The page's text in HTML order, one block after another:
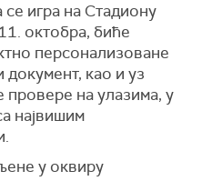
се игра на Стадиону
октобра, биће
персонализоване
као и уз
на улазима, у
највишим
у оквиру